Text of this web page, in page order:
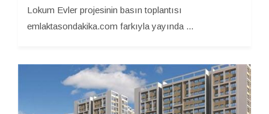
Lokum Evler projesinin basın toplantısı
emlaktasondakika.com farkıyla yayında ...